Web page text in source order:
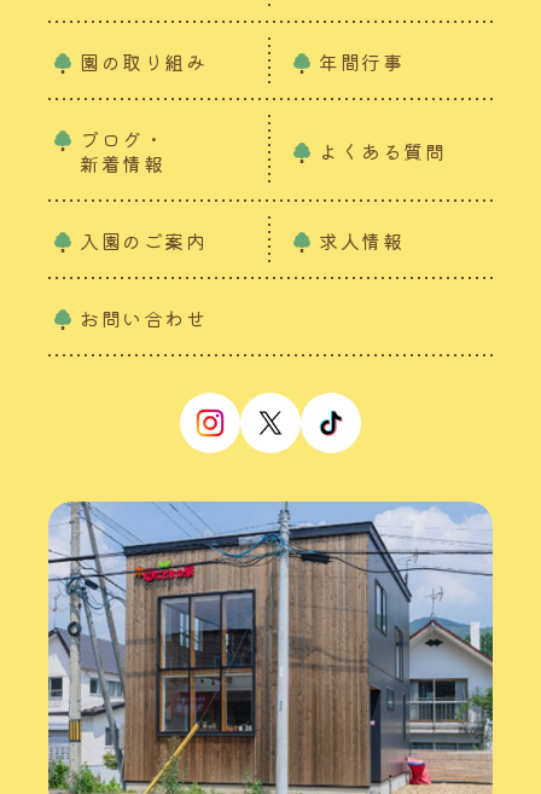
園の取り組み 年間行事
ブログ・
新着情報
よくある質問
入園のご案内 求人情報
お問い合わせ